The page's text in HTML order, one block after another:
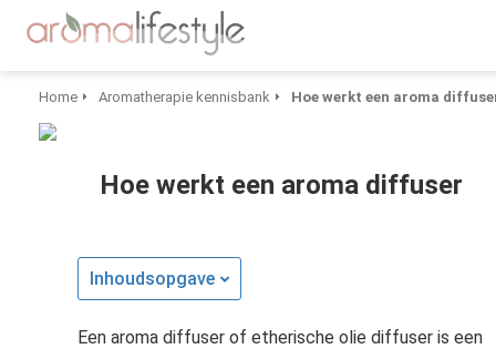
Home Aromatherapie kennisbank Hoe werkt een aroma
Hoe werkt een aroma diffuser
Inhoudsopgave
Een aroma diffuser of etherische olie diffuser is een